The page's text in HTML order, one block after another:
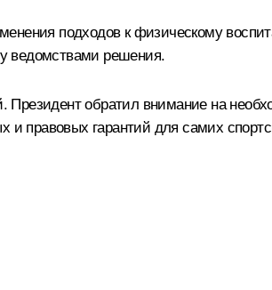
подходов к физическому
ведомствами решения.
обратил внимание на
и правовых гарантий для самих